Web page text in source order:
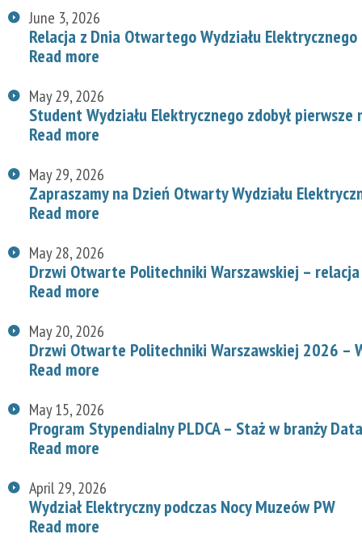
June 3, 2026
Relacja z Dnia Otwartego Wydziału
Read more
May 29, 2026
Student Wydziału Elektrycznego zdobył
Read more
May 29, 2026
Zapraszamy na Dzień Otwarty Wydziału
Read more
May 28, 2026
Drzwi Otwarte Politechniki Warszawskiej – relacja
Read more
May 20, 2026
Drzwi Otwarte Politechniki Warszawskiej 2026 –
Read more
May 15, 2026
Program Stypendialny PLDCA – Staż w branży
Read more
April 29, 2026
Wydział Elektryczny podczas Nocy Muzeów PW
Read more